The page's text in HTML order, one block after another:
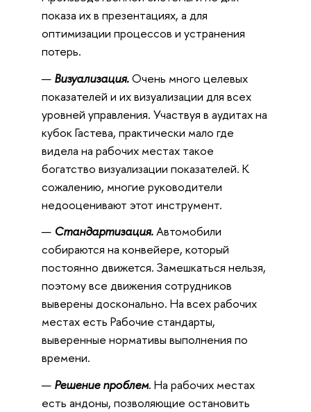
показа их в презентациях, а для
оптимизации процессов и устранения
потерь.
Визуализация.Очень много целевых
показателей и их визуализации для всех
уровней управления. Участвуя в аудитах на
кубок Гастева, практически мало где
видела на рабочих местах такое
богатство визуализации показателей. К
сожалению, многие руководители
недооценивают этот инструмент.
Стандартизация.Автомобили
собираются на конвейере, который
постоянно движется. Замешкаться нельзя,
поэтому все движения сотрудников
выверены досконально. На всех рабочих
местах есть Рабочие стандарты,
выверенные нормативы выполнения по
времени.
Решение проблем. На рабочих местах
есть андоны, позволяющие остановить